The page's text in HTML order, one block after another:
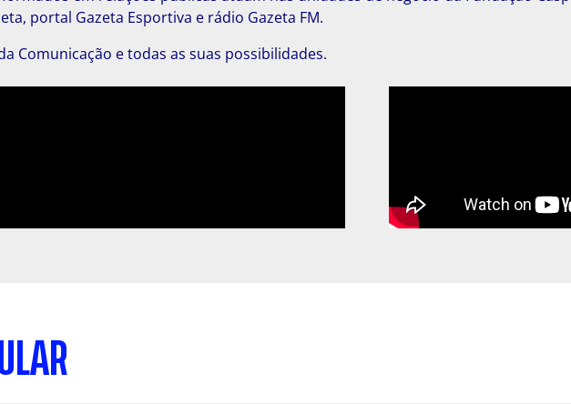
portal Gazeta Esportiva e rádio Gazeta FM.
Comunicação e todas as suas possibilidades.